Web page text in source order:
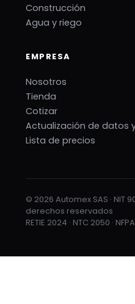
Construcción
Agua y riego
EMPRESA
Nosotros
Tienda
Cotizar
Actualización de datos
Lista de precios
© 2026 Automex SAS · NIT
derechos reservados
RETIE 2024 · NTC 2050 ·